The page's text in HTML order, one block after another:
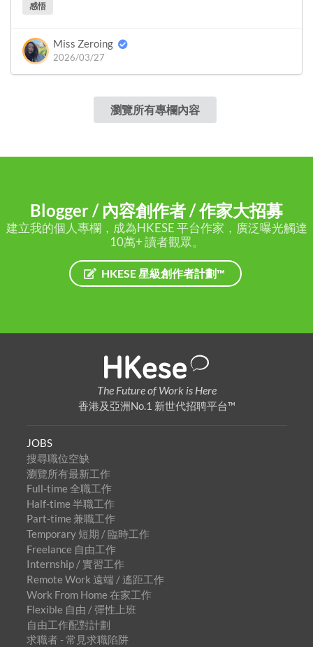
感悟
Miss Zeroing
2026/03/27
瀏覽所有專欄內容
Blogger / 內容創作者 / 作家大招募
建立我的個人專欄，成為HKESE 平台作家，廣泛曝光觸達
10萬+ 讀者觀眾。
HKESE 星級創作者計劃™
The Future of Work is Here
香港及亞洲No.1 新世代招聘平台™
JOBS
搜尋職位空缺
瀏覽所有最新工作
Full-time 全職工作
Half-time 半職工作
Part-time 兼職工作
Temporary 短期 / 臨時工作
Freelance 自由工作
Internship / 實習工作
Remote Work 遠端 / 遙距工作
Work From Home 在家工作
Flexible 自由 / 彈性上班
自由工作配對計劃
求職者 - 常見求職陷阱